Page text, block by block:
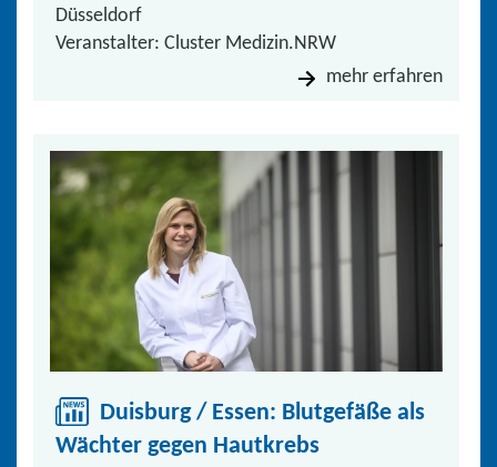
Düsseldorf
Veranstalter: Cluster Medizin.NRW
mehr erfahren
Duisburg / Essen: Blutgefäße als
Wächter gegen Hautkrebs